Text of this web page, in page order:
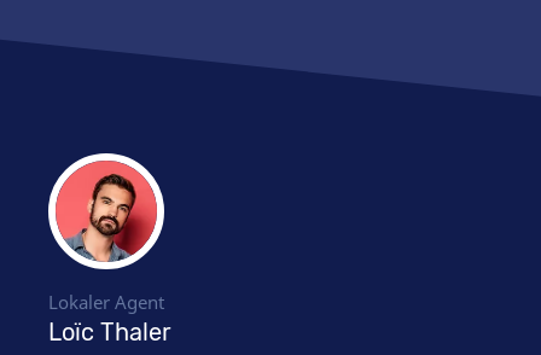
Lokaler Agent
Loïc Thaler